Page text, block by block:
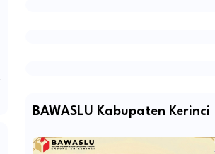
BAWASLU Kabupaten Kerinci